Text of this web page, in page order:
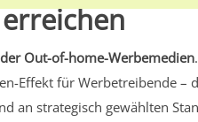
Out-of-home-Werbemedien
Effekt für Werbetreibende –
an strategisch gewählten